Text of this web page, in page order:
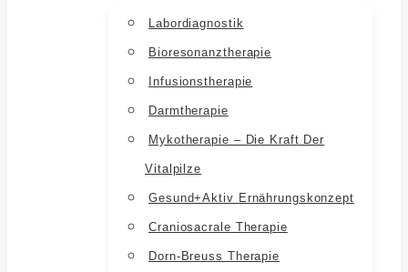
Labordiagnostik
Bioresonanztherapie
Infusionstherapie
Darmtherapie
Mykotherapie – Die Kraft Der
Vitalpilze
Gesund+aktiv Ernährungskonzept
Craniosacrale Therapie
Dorn-Breuss Therapie